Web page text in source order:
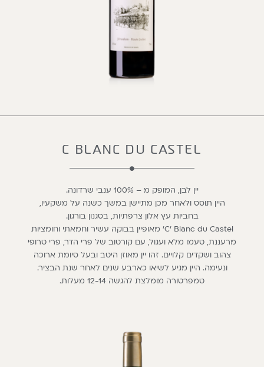
C BLANC DU CASTEL
יין לבן, המופק מ – 100% ענבי שרדונה.
היין תוסס ולאחר מכן מתיישן במשך כשנה על משקעיו,
בחביות עץ אלון צרפתיות, בסגנון בורגון.
C’ Blanc du Castel’ מאופיין בבוקה עשיר וחמאתי וחומציות
מרעננת, טעמו מלא ועגול, עם קורטוב של פרי הדר, פרי טרופי
צהוב ושקדים קלויים. זהו יין מאוזן היטב ובעל סיומת ארוכה
ונעימה. היין מגיע לשיאו כארבע שנים לאחר שנת הבציר.
טמפרטורה מומלצת להגשה 12-14 מעלות.